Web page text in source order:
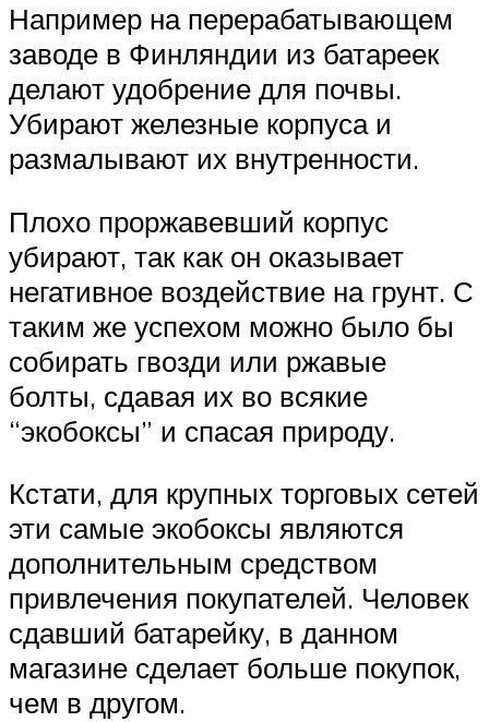
Например на перерабатывающем
заводе в Финляндии из батареек
делают удобрение для почвы.
Убирают железные корпуса и
размалывают их внутренности.
Плохо проржавевший корпус
убирают, так как он оказывает
негативное воздействие на грунт. С
таким же успехом можно было бы
собирать гвозди или ржавые
болты, сдавая их во всякие
“экобоксы” и спасая природу.
Кстати, для крупных торговых сетей
эти самые экобоксы являются
дополнительным средством
привлечения покупателей. Человек
сдавший батарейку, в данном
магазине сделает больше покупок,
чем в другом.